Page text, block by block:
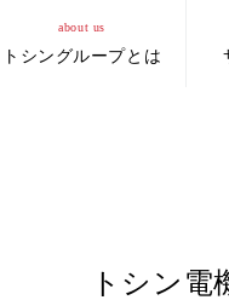
about us
トシングループとは
トシン